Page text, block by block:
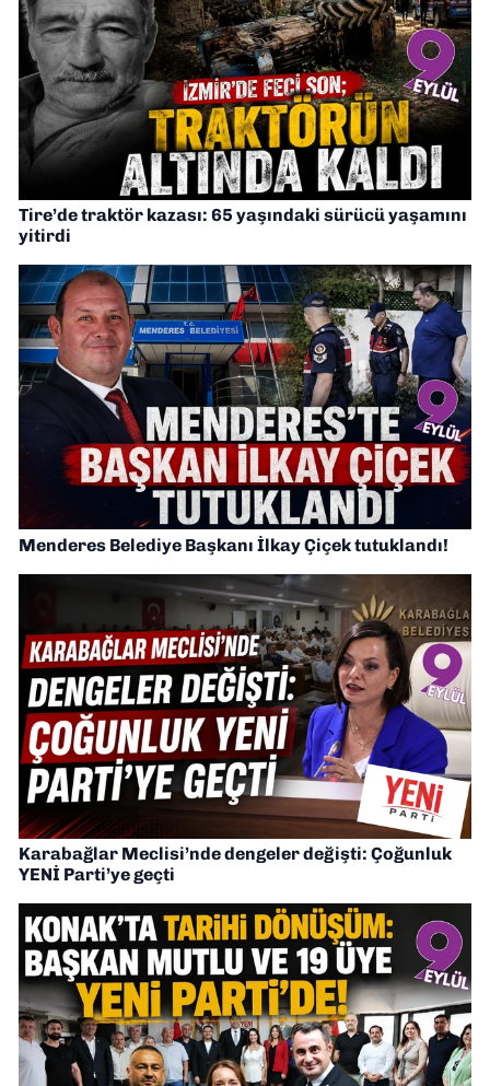
Tire’de traktör kazası: 65 yaşındaki sürücü yaşamını
yitirdi
Menderes Belediye Başkanı İlkay Çiçek tutuklandı!
Karabağlar Meclisi’nde dengeler değişti: Çoğunluk
YENİ Parti’ye geçti